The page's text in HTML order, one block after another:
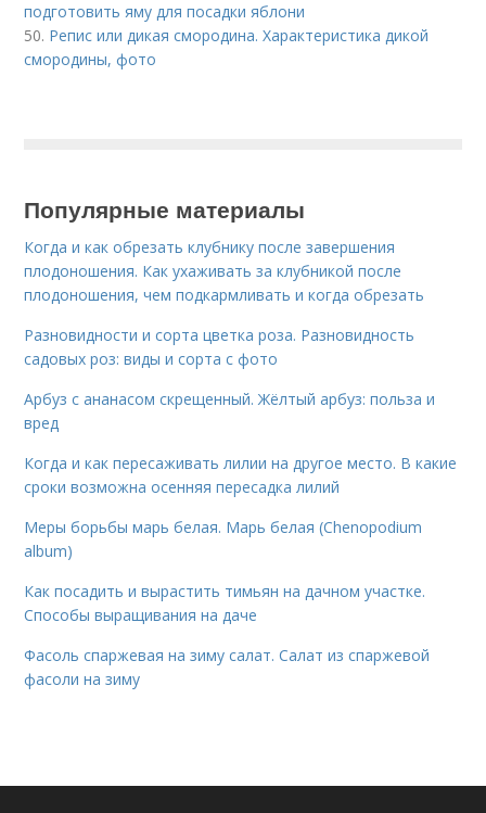
подготовить яму для посадки яблони
50. Репис или дикая смородина. Характеристика дикой
смородины, фото
Популярные материалы
Когда и как обрезать клубнику после завершения
плодоношения. Как ухаживать за клубникой после
плодоношения, чем подкармливать и когда обрезать
Разновидности и сорта цветка роза. Разновидность
садовых роз: виды и сорта с фото
Арбуз с ананасом скрещенный. Жёлтый арбуз: польза и
вред
Когда и как пересаживать лилии на другое место. В какие
сроки возможна осенняя пересадка лилий
Меры борьбы марь белая. Марь белая (Chenopodium
album)
Как посадить и вырастить тимьян на дачном участке.
Способы выращивания на даче
Фасоль спаржевая на зиму салат. Салат из спаржевой
фасоли на зиму